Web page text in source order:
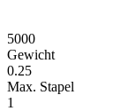
5000
Gewicht
0.25
Max. Stapel
1